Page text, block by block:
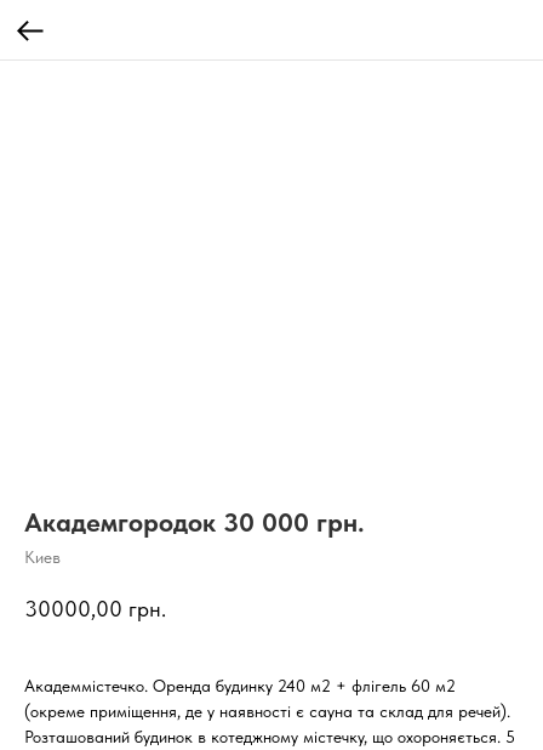
Академгородок 30 000 грн.
Киев
30000,00 грн.
Академмістечко. Оренда будинку 240 м2 + флігель 60 м2
(окреме приміщення, де у наявності є сауна та склад для речей).
Розташований будинок в котеджному містечку, що охороняється. 5